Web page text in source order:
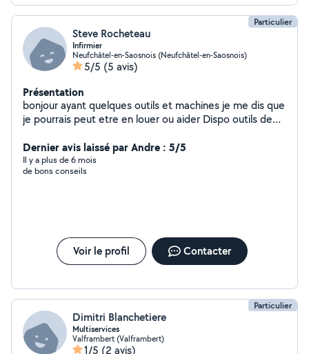
Particulier
Steve Rocheteau
Infirmier
Neufchâtel-en-Saosnois (Neufchâtel-en-Saosnois)
5/5 (5 avis)
Présentation
bonjour ayant quelques outils et machines je me dis que
je pourrais peut etre en louer ou aider Dispo outils de
tracteur tondeuse) imprimante 3d, machine à coudre,
brodeuse, cricut pour création, flocage et impression
tissus
Dernier avis laissé par Andre : 5/5
Il y a plus de 6 mois
de bons conseils
Voir le profil Contacter
Particulier
Dimitri Blanchetiere
Multiservices
Valframbert (Valframbert)
1/5 (2 avis)